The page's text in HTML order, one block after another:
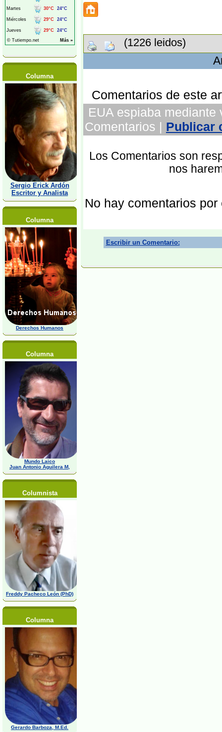
Columna
Sergio Erick Ardón
Escritor y Analista
Columna
Derechos Humanos
Columna
Mundo Laico
Juan Antonio Aguilera M,
Columnista
Freddy Pacheco León (PhD)
Columna
Gerardo Barboza, M.Ed.
(1226 leidos)
Comentarios de este
EUA espiaba
Comentarios | Publicar
Los Comentarios son
nos
No hay comentarios por
Escribir un Comentario: